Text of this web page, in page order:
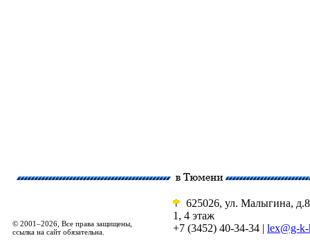
© 2001–2026, Все права защищены,
ссылка на сайт обязательна.
625026, ул. Малыгина,
1, 4 этаж
+7 (3452) 40-34-34 | lex@g-